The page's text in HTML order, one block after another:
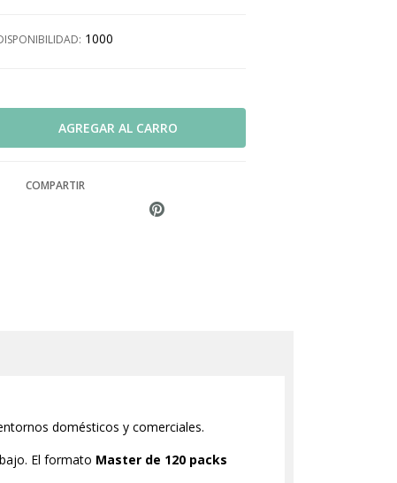
1000
COMPARTIR
domésticos y comerciales.
El formato Master de 120 packs